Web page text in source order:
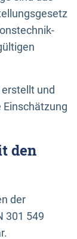
und
den
der
301 549